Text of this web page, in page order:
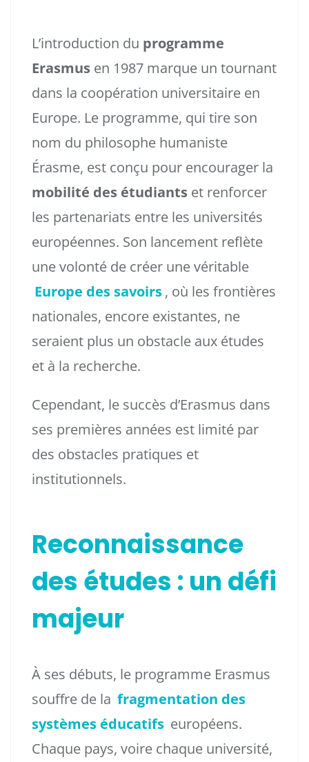
L’introduction du programme
Erasmus en 1987 marque un tournant
dans la coopération universitaire en
Europe. Le programme, qui tire son
nom du philosophe humaniste
Érasme, est conçu pour encourager la
mobilité des étudiants et renforcer
les partenariats entre les universités
européennes. Son lancement reflète
une volonté de créer une véritable
Europe des savoirs, où les frontières
nationales, encore existantes, ne
seraient plus un obstacle aux études
et à la recherche.
Cependant, le succès d’Erasmus dans
ses premières années est limité par
des obstacles pratiques et
institutionnels.
Reconnaissance
des études : un défi
majeur
À ses débuts, le programme Erasmus
souffre de la fragmentation des
systèmes éducatifs européens.
Chaque pays, voire chaque université,